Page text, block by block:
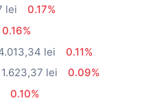
lei
0.17%
0.16%
lei
0.11%
1.623,37 lei
0.09%
0.10%